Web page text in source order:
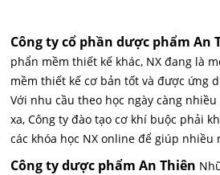
Công ty cổ phần dược phẩm An
phẩn mềm thiết kế khác, NX đang là
mềm thiết kế cơ bản tốt và được ứng
Với nhu cầu theo học ngày càng
xa, Công ty đào tạo cơ khí buộc phải
các khóa học NX online để giúp nhiều
Công ty dược phẩm An Thiên